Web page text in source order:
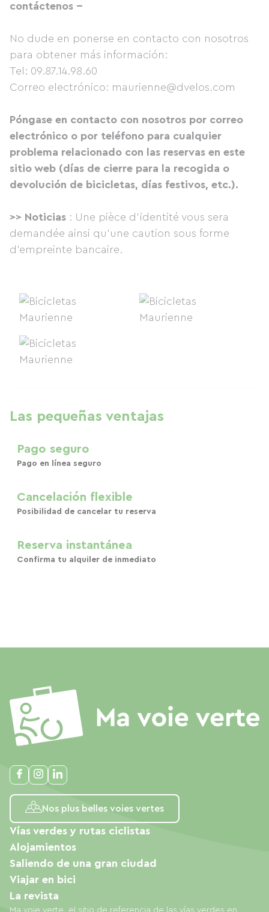
contáctenos --
No dude en ponerse en contacto con nosotros
para obtener más información:
Tel: 09.87.14.98.60
Correo electrónico: maurienne@dvelos.com
Póngase en contacto con nosotros por correo
electrónico o por teléfono para cualquier
problema relacionado con las reservas en este
sitio web (días de cierre para la recogida o
devolución de bicicletas, días festivos, etc.).
>> Noticias : Une pièce d'identité vous sera
demandée ainsi qu'une caution sous forme
d'empreinte bancaire.
Las pequeñas ventajas
Pago seguro
Pago en línea seguro
Cancelación flexible
Posibilidad de cancelar tu reserva
Reserva instantánea
Confirma tu alquiler de inmediato
Nos plus belles voies vertes
Ma voie verte, el sitio de referencia de las vías verdes en
Vías verdes y rutas ciclistas
Alojamientos
Saliendo de una gran ciudad
Viajar en bici
La revista